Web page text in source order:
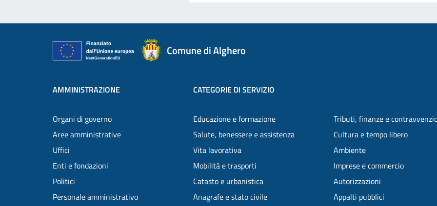
Comune di Alghero
AMMINISTRAZIONE
Organi di governo
Aree amministrative
Uffici
Enti e fondazioni
Politici
Personale amministrativo
CATEGORIE DI SERVIZIO
Educazione e formazione
Salute, benessere e assistenza
Vita lavorativa
Mobilità e trasporti
Catasto e urbanistica
Anagrafe e stato civile
Tributi, finanze e
Cultura e tempo libero
Ambiente
Imprese e commercio
Autorizzazioni
Appalti pubblici